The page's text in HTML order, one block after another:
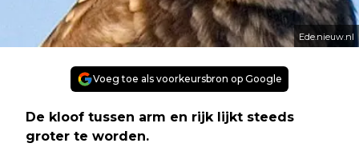
Ede.nieuw.nl
Voeg toe als voorkeursbron op Google
De kloof tussen arm en rijk lijkt steeds
groter te worden.